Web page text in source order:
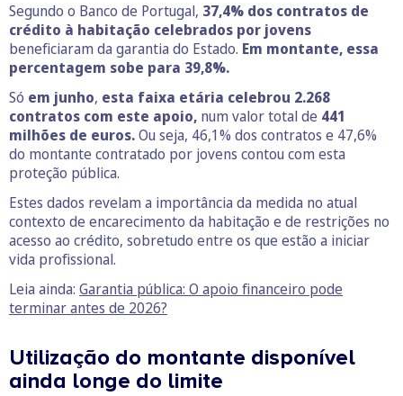
Segundo o Banco de Portugal, 37,4% dos contratos de
crédito à habitação celebrados por jovens
beneficiaram da garantia do Estado. Em montante, essa
percentagem sobe para 39,8%.
Só em junho, esta faixa etária celebrou 2.268
contratos com este apoio, num valor total de 441
milhões de euros.Ou seja, 46,1% dos contratos e 47,6%
do montante contratado por jovens contou com esta
proteção pública.
Estes dados revelam a importância da medida no atual
contexto de encarecimento da habitação e de restrições no
acesso ao crédito, sobretudo entre os que estão a iniciar
vida profissional.
Leia ainda: Garantia pública: O apoio financeiro pode
terminar antes de 2026?
Utilização do montante disponível
ainda longe do limite